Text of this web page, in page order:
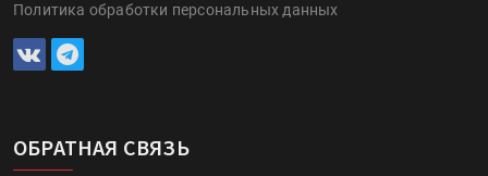
Политика обработки персональных данных
ОБРАТНАЯ СВЯЗЬ